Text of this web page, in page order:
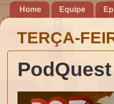
Home Equipe
TERÇA-